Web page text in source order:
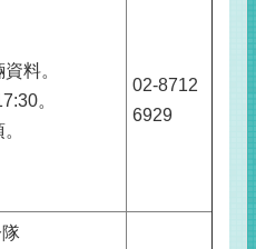
料。
。
02-8712
6929